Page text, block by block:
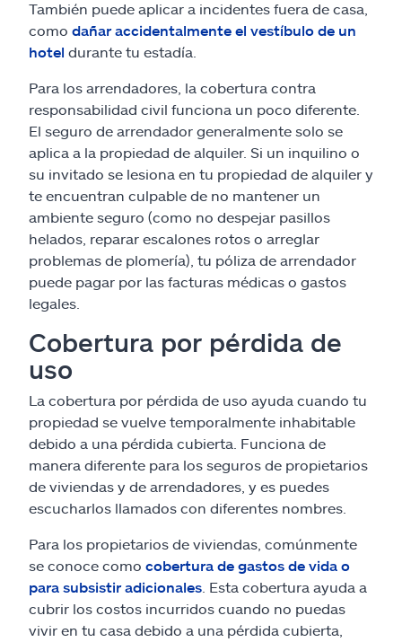
También puede aplicar a incidentes fuera de casa,
como dañar accidentalmente el vestíbulo de un
hotel durante tu estadía.
Para los arrendadores, la cobertura contra
responsabilidad civil funciona un poco diferente.
El seguro de arrendador generalmente solo se
aplica a la propiedad de alquiler. Si un inquilino o
su invitado se lesiona en tu propiedad de alquiler y
te encuentran culpable de no mantener un
ambiente seguro (como no despejar pasillos
helados, reparar escalones rotos o arreglar
problemas de plomería), tu póliza de arrendador
puede pagar por las facturas médicas o gastos
legales.
Cobertura por pérdida de
uso
La cobertura por pérdida de uso ayuda cuando tu
propiedad se vuelve temporalmente inhabitable
debido a una pérdida cubierta. Funciona de
manera diferente para los seguros de propietarios
de viviendas y de arrendadores, y es puedes
escucharlos llamados con diferentes nombres.
Para los propietarios de viviendas, comúnmente
se conoce como cobertura de gastos de vida o
para subsistir adicionales . Esta cobertura ayuda a
cubrir los costos incurridos cuando no puedas
vivir en tu casa debido a una pérdida cubierta,